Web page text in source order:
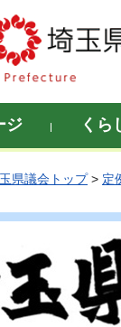
ジ くら
県議会トップ> 定